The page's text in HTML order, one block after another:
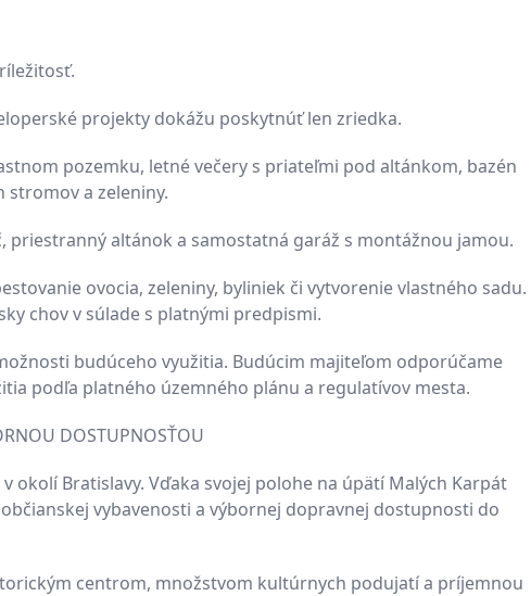
projekty dokážu poskytnúť len zriedka.
pozemku, letné večery s priateľmi pod altánkom, bazén
stromov a zeleniny.
priestranný altánok a samostatná garáž s montážnou jamou.
ovocia, zeleniny, byliniek či vytvorenie vlastného sadu.
chov v súlade s platnými predpismi.
budúceho využitia. Budúcim majiteľom odporúčame
podľa platného územného plánu a regulatívov mesta.
DOSTUPNOSŤOU
okolí Bratislavy. Vďaka svojej polohe na úpätí Malých Karpát
vybavenosti a výbornej dopravnej dostupnosti do
centrom, množstvom kultúrnych podujatí a príjemnou